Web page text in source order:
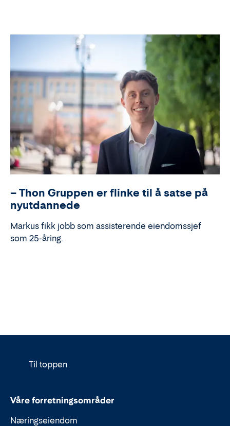
– Thon Gruppen er flinke til å satse på
nyutdannede
Markus fikk jobb som assisterende eiendomssjef
som 25-åring.
Til toppen
Våre forretningsområder
Næringseiendom